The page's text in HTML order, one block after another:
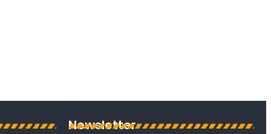
Newsletter